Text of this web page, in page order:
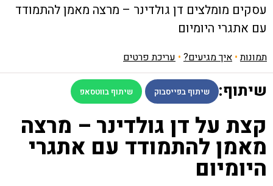
עסקים מומלצים דן גולדינר – מרצה מאמן להתמודד
עם אתגרי היומיום
תמונות• איך מגיעים? • עריכת פרטים
שיתוף: שיתוף בפייסבוק שיתוף בווטסאפ
קצת על דן גולדינר – מרצה
מאמן להתמודד עם אתגרי
היומיום